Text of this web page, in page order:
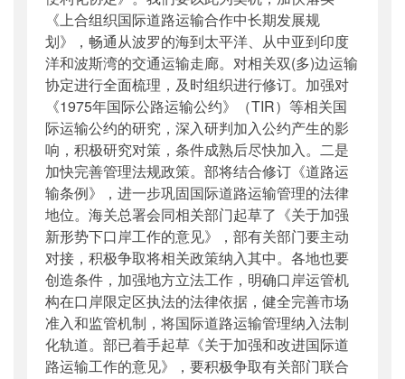
《上合组织国际道路运输合作中长期发展规
划》，畅通从波罗的海到太平洋、从中亚到印度
洋和波斯湾的交通运输走廊。对相关双(多)边运输
协定进行全面梳理，及时组织进行修订。加强对
《1975年国际公路运输公约》（TIR）等相关国
际运输公约的研究，深入研判加入公约产生的影
响，积极研究对策，条件成熟后尽快加入。二是
加快完善管理法规政策。部将结合修订《道路运
输条例》，进一步巩固国际道路运输管理的法律
地位。海关总署会同相关部门起草了《关于加强
新形势下口岸工作的意见》，部有关部门要主动
对接，积极争取将相关政策纳入其中。各地也要
创造条件，加强地方立法工作，明确口岸运管机
构在口岸限定区执法的法律依据，健全完善市场
准入和监管机制，将国际道路运输管理纳入法制
化轨道。部已着手起草《关于加强和改进国际道
路运输工作的意见》，要积极争取有关部门联合